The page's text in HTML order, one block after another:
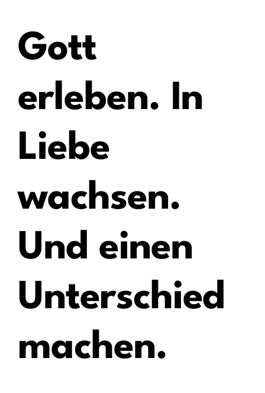
Gott
erleben. In
Liebe
wachsen.
Und einen
Unterschied
machen.